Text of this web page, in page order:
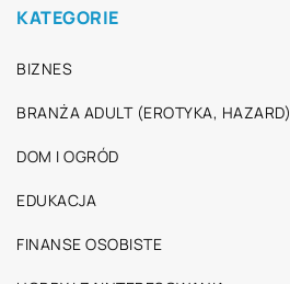
KATEGORIE
BIZNES
BRANŻA ADULT (EROTYKA, HAZARD)
DOM I OGRÓD
EDUKACJA
FINANSE OSOBISTE